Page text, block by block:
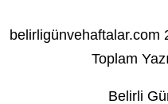
Toplam
Belirli